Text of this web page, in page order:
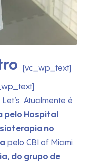
[vc_wp_text]
Atualmente é
pelo Hospital
no
pelo CBI of Miami.
do grupo de